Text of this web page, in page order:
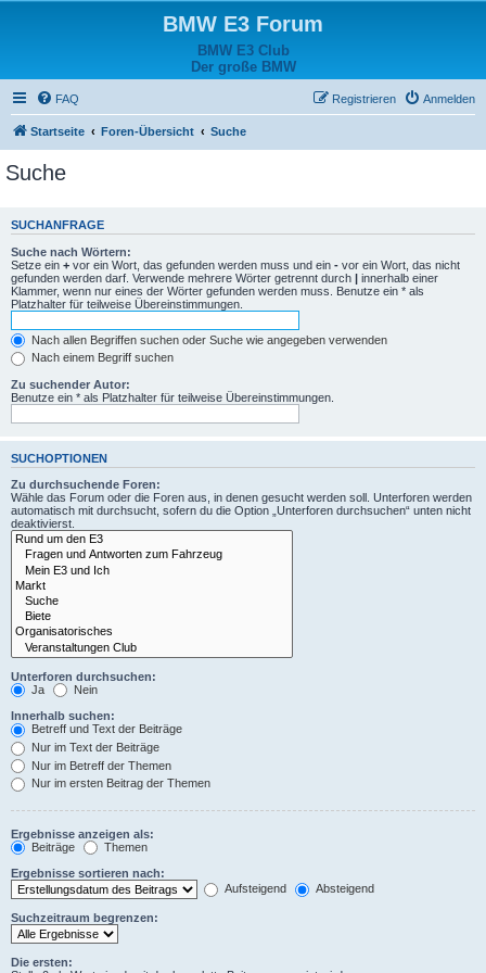
BMW E3 Forum
BMW E3 Club
Der große BMW
FAQ Anmelden
Registrieren
Startseite Foren-Übersicht Suche
Suche
SUCHANFRAGE
Suche nach Wörtern:
Setze ein + vor ein Wort, das gefunden werden muss und ein - vor ein Wort, das nicht
gefunden werden darf. Verwende mehrere Wörter getrennt durch | innerhalb einer
Klammer, wenn nur eines der Wörter gefunden werden muss. Benutze ein * als
Platzhalter für teilweise Übereinstimmungen.
Nach allen Begriffen suchen oder Suche wie angegeben verwenden
Nach einem Begriff suchen
Zu suchender Autor:
Benutze ein * als Platzhalter für teilweise Übereinstimmungen.
SUCHOPTIONEN
Zu durchsuchende Foren:
Wähle das Forum oder die Foren aus, in denen gesucht werden soll. Unterforen werden
automatisch mit durchsucht, sofern du die Option „Unterforen durchsuchen“ unten nicht
deaktivierst.
Unterforen durchsuchen:
Ja
Nein
Innerhalb suchen:
Betreff und Text der Beiträge
Nur im Text der Beiträge
Nur im Betreff der Themen
Nur im ersten Beitrag der Themen
Ergebnisse anzeigen als:
Beiträge
Themen
Ergebnisse sortieren nach:
Aufsteigend
Absteigend
Suchzeitraum begrenzen:
Die ersten: